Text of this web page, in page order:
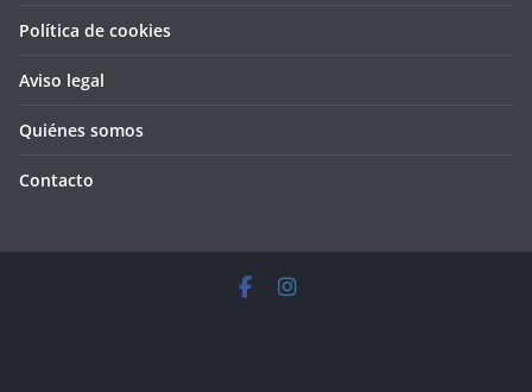
Política de cookies
Aviso legal
Quiénes somos
Contacto